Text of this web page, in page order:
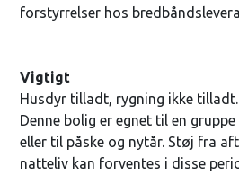
forstyrrelser hos
Vigtigt
Husdyr tilladt, rygning ikke tilladt.
Denne bolig er egnet til en
eller til påske og nytår. Støj fra
natteliv kan forventes i disse